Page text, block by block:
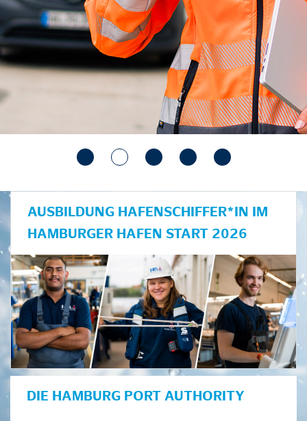
AUSBILDUNG HAFENSCHIFFER*IN IM
HAMBURGER HAFEN START 2026
DIE HAMBURG PORT AUTHORITY